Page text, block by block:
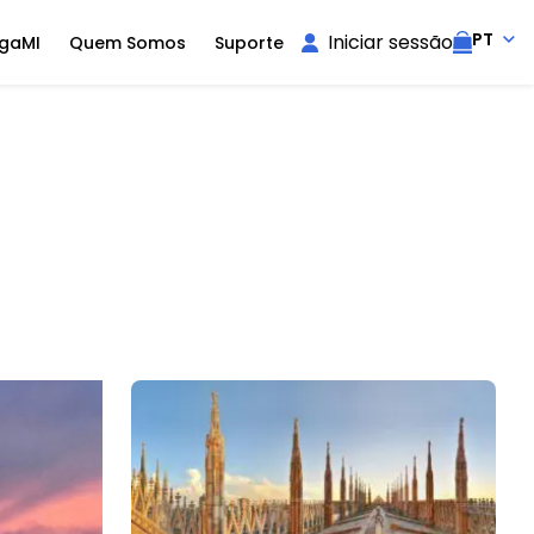
Quem Somos Suporte Iniciar sessão PT